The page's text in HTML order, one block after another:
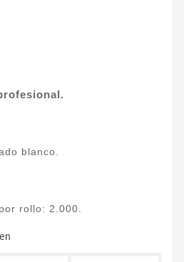
blanco.
rollo: 2.000.